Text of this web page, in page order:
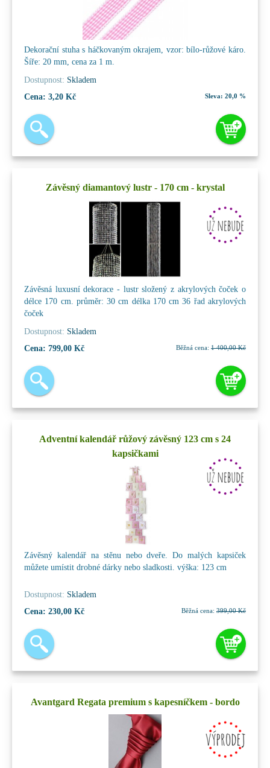
Dekorační stuha s háčkovaným okrajem, vzor: bílo-růžové káro.
Šíře: 20 mm, cena za 1 m.
Dostupnost: Skladem
Cena: 3,20 Kč Sleva: 20,0 %
Závěsný diamantový lustr - 170 cm - krystal
Závěsná luxusní dekorace - lustr složený z akrylových čoček o
délce 170 cm. průměr: 30 cm délka 170 cm 36 řad akrylových
čoček
Dostupnost: Skladem
Cena: 799,00 Kč Běžná cena: 1 400,00 Kč
Adventní kalendář růžový závěsný 123 cm s 24
kapsičkami
Závěsný kalendář na stěnu nebo dveře. Do malých kapsiček
můžete umístit drobné dárky nebo sladkosti. výška: 123 cm
Dostupnost: Skladem
Cena: 230,00 Kč Běžná cena: 399,00 Kč
Avantgard Regata premium s kapesníčkem - bordo